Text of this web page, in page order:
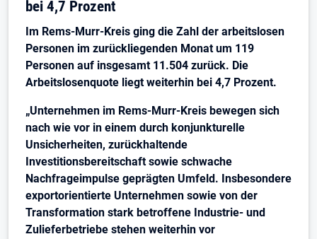
bei 4,7 Prozent
Im Rems-Murr-Kreis ging die Zahl der arbeitslosen
Personen im zurückliegenden Monat um 119
Personen auf insgesamt 11.504 zurück. Die
Arbeitslosenquote liegt weiterhin bei 4,7 Prozent.
„Unternehmen im Rems-Murr-Kreis bewegen sich
nach wie vor in einem durch konjunkturelle
Unsicherheiten, zurückhaltende
Investitionsbereitschaft sowie schwache
Nachfrageimpulse geprägten Umfeld. Insbesondere
exportorientierte Unternehmen sowie von der
Transformation stark betroffene Industrie- und
Zulieferbetriebe stehen weiterhin vor